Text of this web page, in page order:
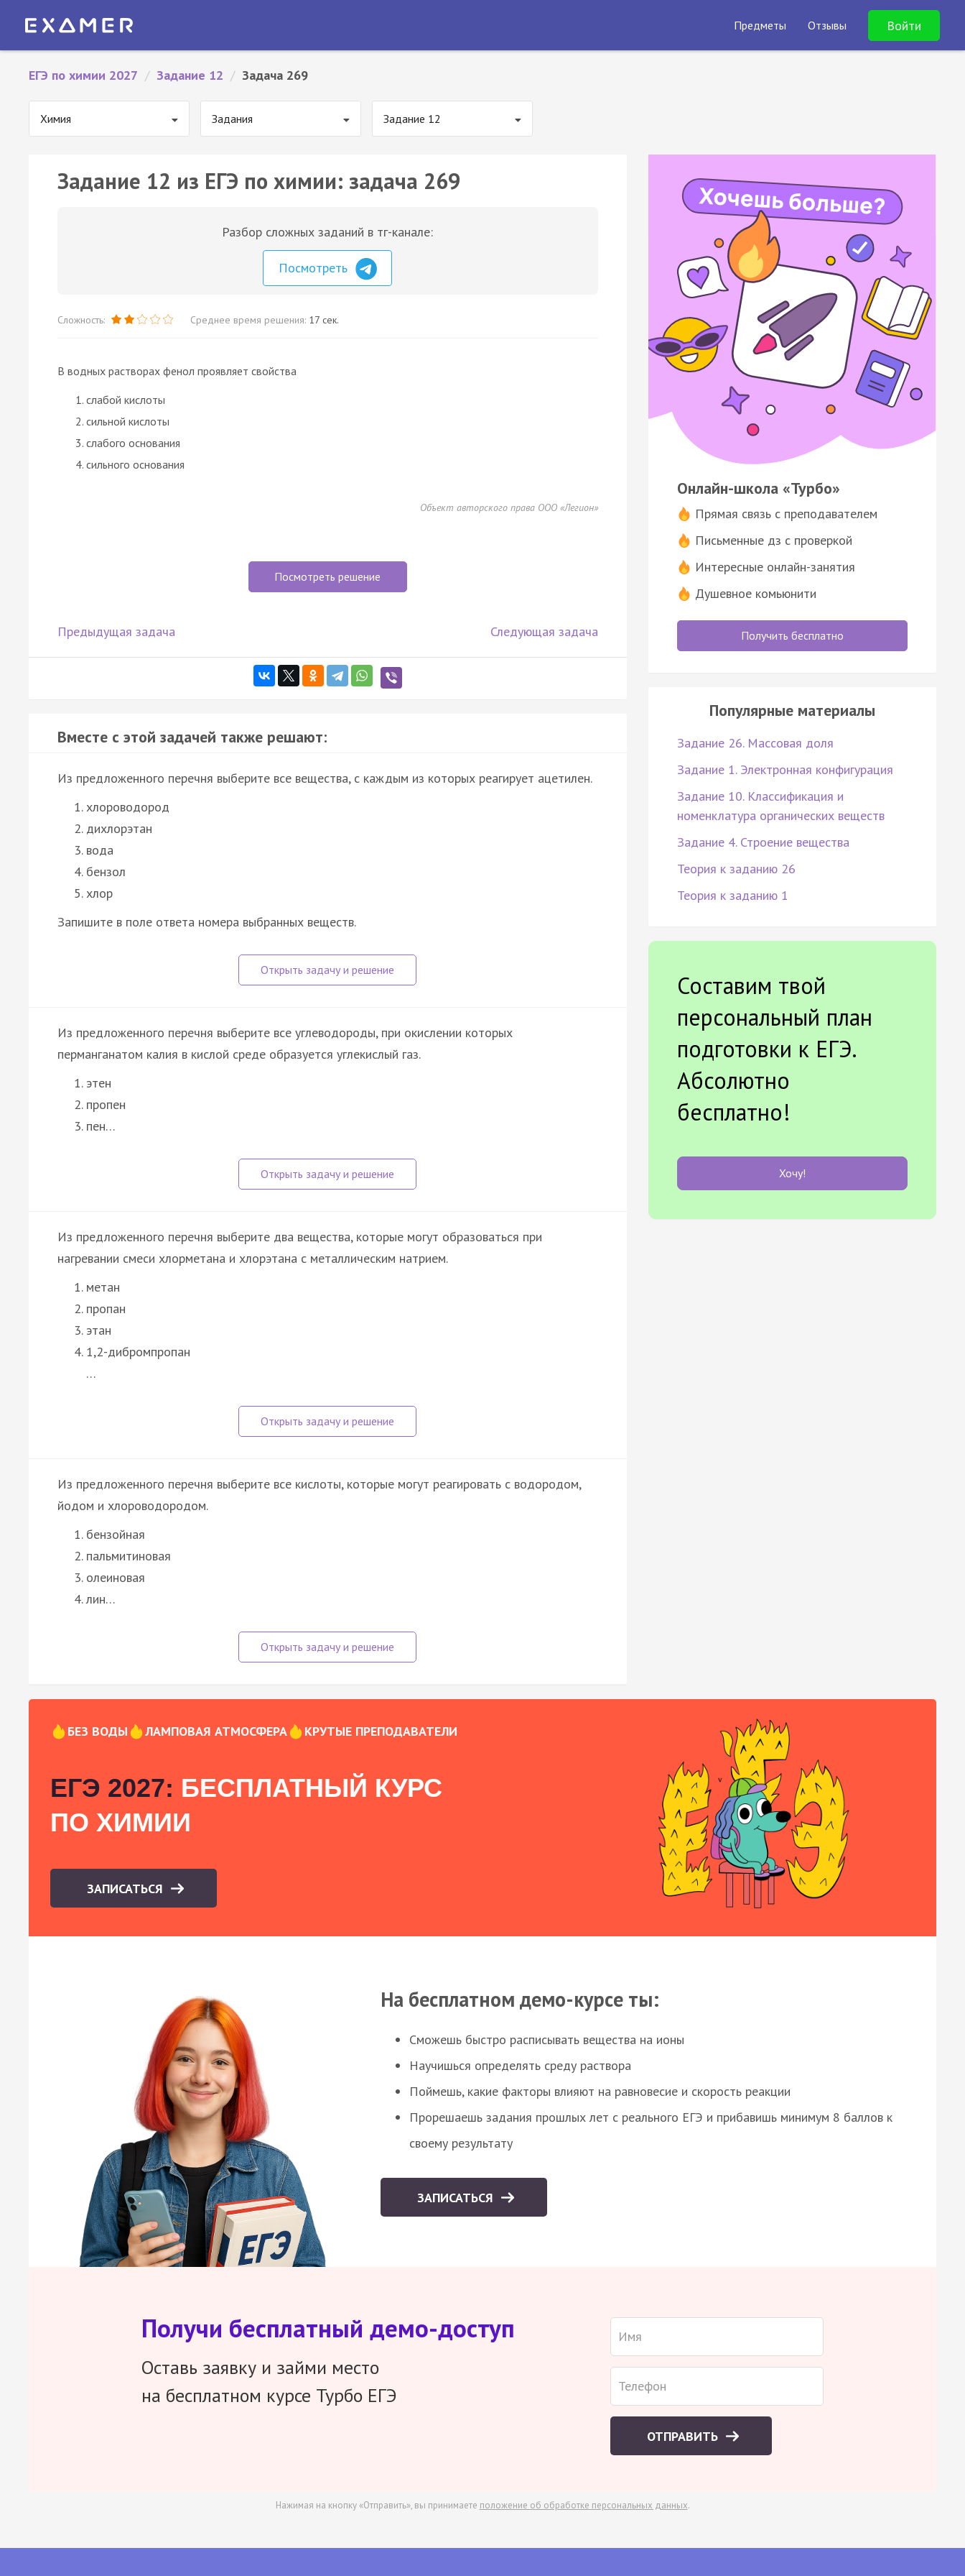
Предметы Отзывы Войти
ЕГЭ по химии 2027 / Задание 12 / Задача 269
Химия Задания Задание 12
Задание 12 из ЕГЭ по химии: задача 269
Разбор сложных заданий в тг-канале:
Посмотреть
Сложность: Среднее время решения: 17 сек.
В водных растворах фенол проявляет свойства
слабой кислоты
сильной кислоты
слабого основания
сильного основания
Объект авторского права ООО «Легион»
Посмотреть решение
Предыдущая задача Следующая задача
Вместе с этой задачей также решают:
Из предложенного перечня выберите все вещества, с каждым из которых реагирует ацетилен.
хлороводород
дихлорэтан
вода
бензол
хлор
Запишите в поле ответа номера выбранных веществ.
Из предложенного перечня выберите все углеводороды, при окислении которых
перманганатом калия в кислой среде образуется углекислый газ.
этен
пропен
пен…
Из предложенного перечня выберите два вещества, которые могут образоваться при
нагревании смеси хлорметана и хлорэтана с металлическим натрием.
метан
пропан
этан
1,2-дибромпропан
…
Из предложенного перечня выберите все кислоты, которые могут реагировать с водородом,
йодом и хлороводородом.
бензойная
пальмитиновая
олеиновая
лин…
Онлайн-школа «Турбо»
Прямая связь с преподавателем
Письменные дз с проверкой
Интересные онлайн-занятия
Душевное комьюнити
Получить бесплатно
Популярные материалы
Задание 26. Массовая доля
Задание 1. Электронная конфигурация
Задание 10. Классификация и
номенклатура органических веществ
Задание 4. Строение вещества
Теория к заданию 26
Теория к заданию 1
Составим твой
персональный план
подготовки к ЕГЭ.
Абсолютно
бесплатно!
Хочу!
БЕЗ ВОДЫ ЛАМПОВАЯ АТМОСФЕРА КРУТЫЕ ПРЕПОДАВАТЕЛИ
ЕГЭ 2027: БЕСПЛАТНЫЙ КУРС
ПО ХИМИИ
ЗАПИСАТЬСЯ
На бесплатном демо-курсе ты:
Сможешь быстро расписывать вещества на ионы
Научишься определять среду раствора
Поймешь, какие факторы влияют на равновесие и скорость реакции
Прорешаешь задания прошлых лет с реального ЕГЭ и прибавишь минимум 8 баллов к
своему результату
ЗАПИСАТЬСЯ
Получи бесплатный демо-доступ
Оставь заявку и займи место
на бесплатном курсе Турбо ЕГЭ
ОТПРАВИТЬ
Нажимая на кнопку «Отправить», вы принимаете положение об обработке персональных данных.